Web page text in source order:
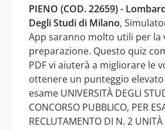
PIENO (COD. 22659) -
Degli Studi di Milano,
App saranno molto utili per la
preparazione. Questo quiz
PDF vi aiuterà a migliorare le
ottenere un punteggio
esame UNIVERSITÀ DEGLI
CONCORSO PUBBLICO, PER
RECLUTAMENTO DI N. 2 UNITÀ